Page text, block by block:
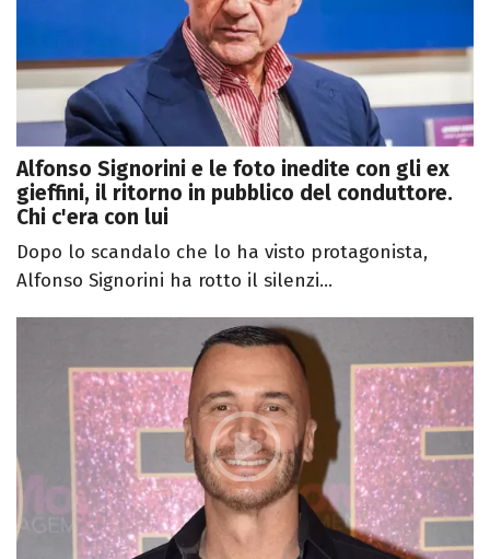
Alfonso Signorini e le foto inedite con gli ex
gieffini, il ritorno in pubblico del conduttore.
Chi c'era con lui
Dopo lo scandalo che lo ha visto protagonista,
Alfonso Signorini ha rotto il silenzi...